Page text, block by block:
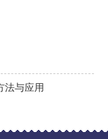
法与应用